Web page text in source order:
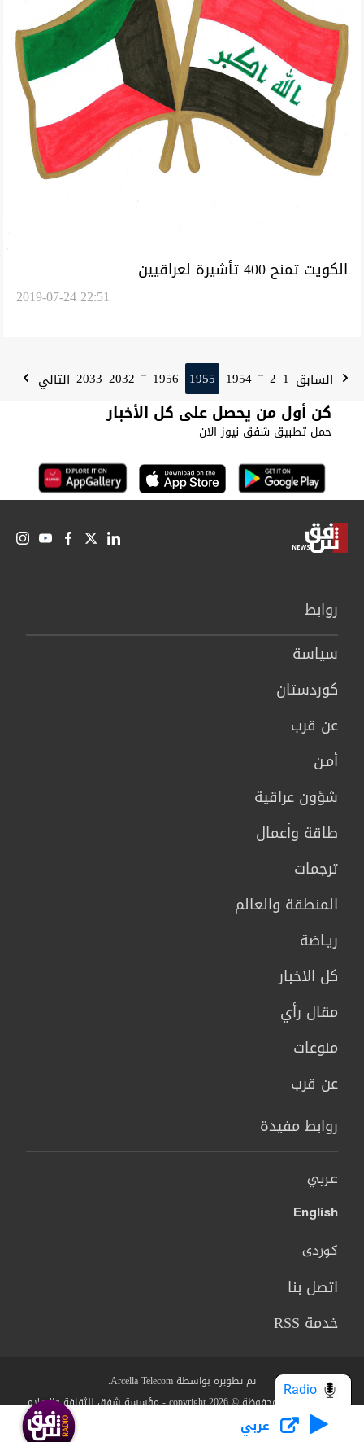
الكويت تمنح 400 تأشيرة لعراقيين
2019-07-24 22:51
السابق 1
2
...
1954
1955
1956
...
2032
2033 التالي
كن أول من يحصل على كل الأخبار
حمل تطبيق شفق نيوز الان
روابط
سیاسة
كوردستان
عن قرب
أمـن
شؤون عراقية
طاقة وأعمال
ترجمات
المنطقة والعالم
ريـاضة
كل الاخبار
مقال رأي
منوعات
عن قرب
روابط مفيدة
عربي
English
کوردی
اتصل بنا
خدمة RSS
تم تطويره بواسطة Arcella Telecom.
جميع الحقوق محفوظة © copyright 2026 - مؤسسة شفق للثقافة والاعلام
من نحن؟
سياسة الخصوصية عربي
Radio